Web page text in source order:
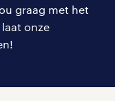
carrière
randstad
graag met het
onze